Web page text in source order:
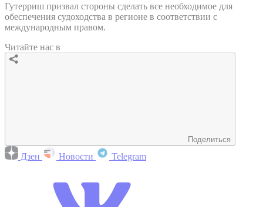
Гутерриш призвал стороны сделать все необходимое для
обеспечения судоходства в регионе в соответствии с
международным правом.
Читайте нас в
Поделиться
Дзен Новости Telegram